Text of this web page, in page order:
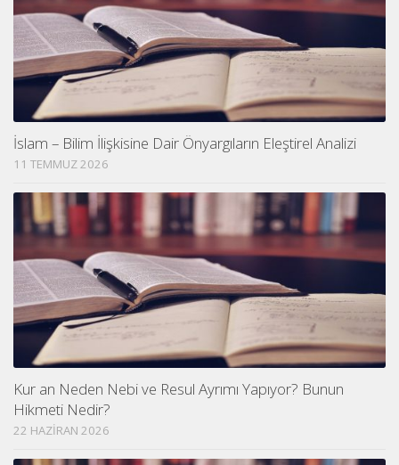
İslam – Bilim İlişkisine Dair Önyargıların Eleştirel Analizi
11 TEMMUZ 2026
Kur an Neden Nebi ve Resul Ayrımı Yapıyor? Bunun
Hikmeti Nedir?
22 HAZIRAN 2026